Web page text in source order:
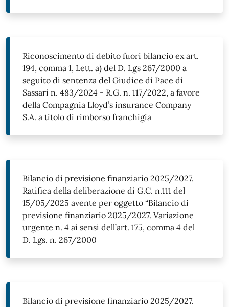
Riconoscimento di debito fuori bilancio ex art.
194, comma 1, Lett. a) del D. Lgs 267/2000 a
seguito di sentenza del Giudice di Pace di
Sassari n. 483/2024 - R.G. n. 117/2022, a favore
della Compagnia Lloyd’s insurance Company
S.A. a titolo di rimborso franchigia
Bilancio di previsione finanziario 2025/2027.
Ratifica della deliberazione di G.C. n.111 del
15/05/2025 avente per oggetto “Bilancio di
previsione finanziario 2025/2027. Variazione
urgente n. 4 ai sensi dell’art. 175, comma 4 del
D. Lgs. n. 267/2000
Bilancio di previsione finanziario 2025/2027.